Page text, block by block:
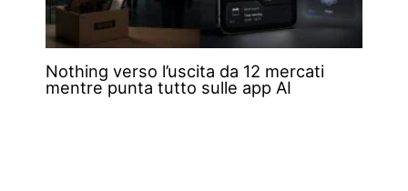
Nothing verso l’uscita da 12 mercati
mentre punta tutto sulle app AI